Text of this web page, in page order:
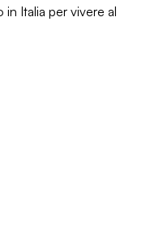
Italia per vivere al